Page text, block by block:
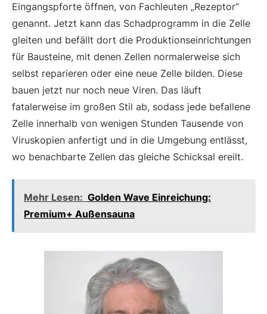
Eingangspforte öffnen, von Fachleuten „Rezeptor“
genannt. Jetzt kann das Schadprogramm in die Zelle
gleiten und befällt dort die Produktionseinrichtungen
für Bausteine, mit denen Zellen normalerweise sich
selbst reparieren oder eine neue Zelle bilden. Diese
bauen jetzt nur noch neue Viren. Das läuft
fatalerweise im großen Stil ab, sodass jede befallene
Zelle innerhalb von wenigen Stunden Tausende von
Viruskopien anfertigt und in die Umgebung entlässt,
wo benachbarte Zellen das gleiche Schicksal ereilt.
Mehr Lesen: Golden Wave Einreichung:
Premium+ Außensauna